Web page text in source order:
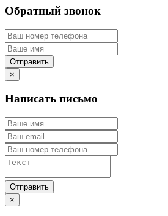
Обратный звонок
×
Написать письмо
×